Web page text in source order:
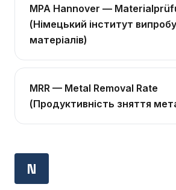
MPA Hannover —
(Німецький інститут
матеріалів)
MRR — Metal Removal Rate
(Продуктивність зняття
N